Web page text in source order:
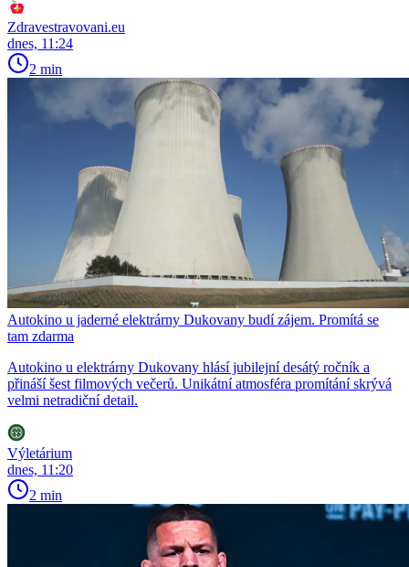
Zdravestravovani.eu
dnes, 11:24
2 min
Autokino u jaderné elektrárny Dukovany budí zájem. Promítá se
tam zdarma
Autokino u elektrárny Dukovany hlásí jubilejní desátý ročník a
přináší šest filmových večerů. Unikátní atmosféra promítání skrývá
velmi netradiční detail.
Výletárium
dnes, 11:20
2 min